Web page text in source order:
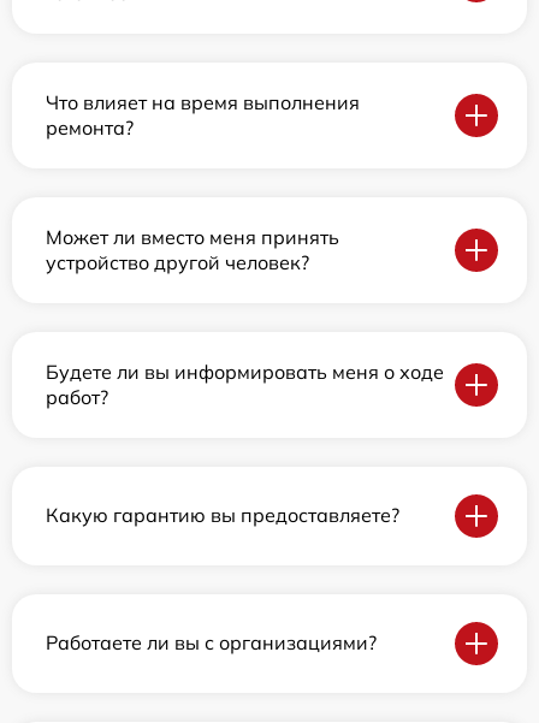
Что влияет на время выполнения
ремонта?
Может ли вместо меня принять
устройство другой человек?
Будете ли вы информировать меня о ходе
работ?
Какую гарантию вы предоставляете?
Работаете ли вы с организациями?